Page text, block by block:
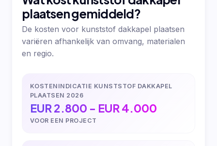
plaatsen gemiddeld?
De kosten voor kunststof dakkapel plaatsen
variëren afhankelijk van omvang, materialen
en regio.
KOSTENINDICATIE KUNSTSTOF DAKKAPEL
PLAATSEN 2026
EUR 2.800 - EUR 4.000
VOOR EEN PROJECT